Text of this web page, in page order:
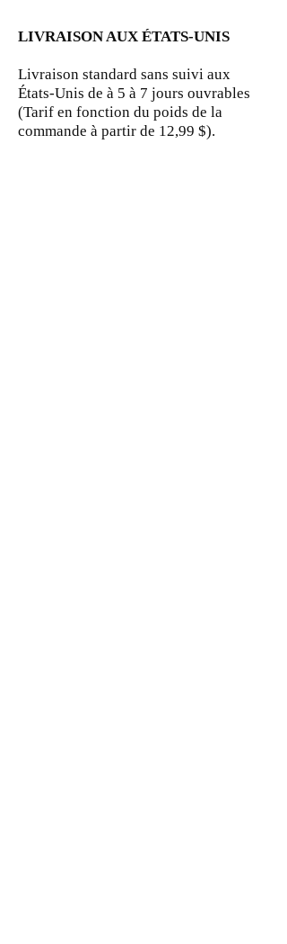
LIVRAISON AUX ÉTATS-UNIS
Livraison standard sans suivi aux
États-Unis de à 5 à 7 jours ouvrables
(Tarif en fonction du poids de la
commande à partir de 12,99 $).